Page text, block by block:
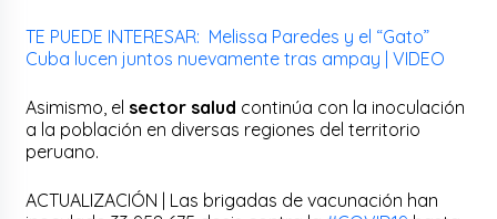
TE PUEDE INTERESAR: Melissa Paredes y el “Gato”
Cuba lucen juntos nuevamente tras ampay | VIDEO
Asimismo, el sector salud continúa con la inoculación
a la población en diversas regiones del territorio
peruano.
ACTUALIZACIÓN | Las brigadas de vacunación han